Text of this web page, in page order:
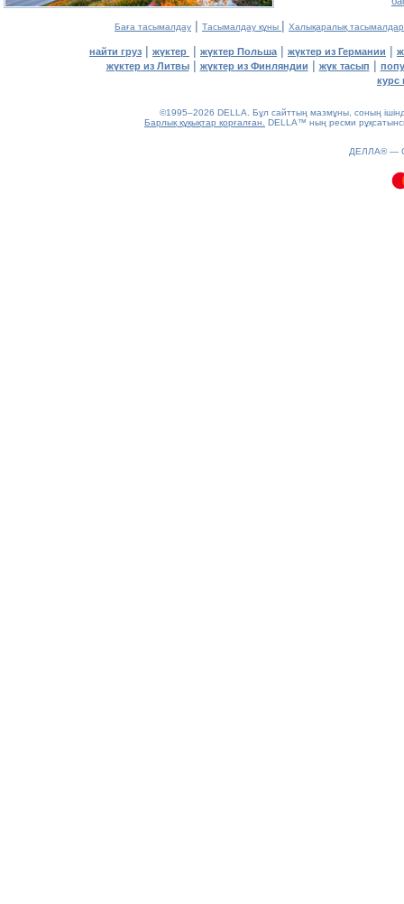
Баға тасымалдау | Тасымалдау құны | Халықаралық
найти груз | жүктер | жүктер Польша | жүктер из Германии |
жүктер из Литвы| жүктер из Финляндии | жүк тасып |
курс
©1995–2026 DELLA. Бұл сайттың мазмұны, соның
Барлық құқықтар қорғалған.
DELLA™ ның ресми
ДЕЛЛА® —